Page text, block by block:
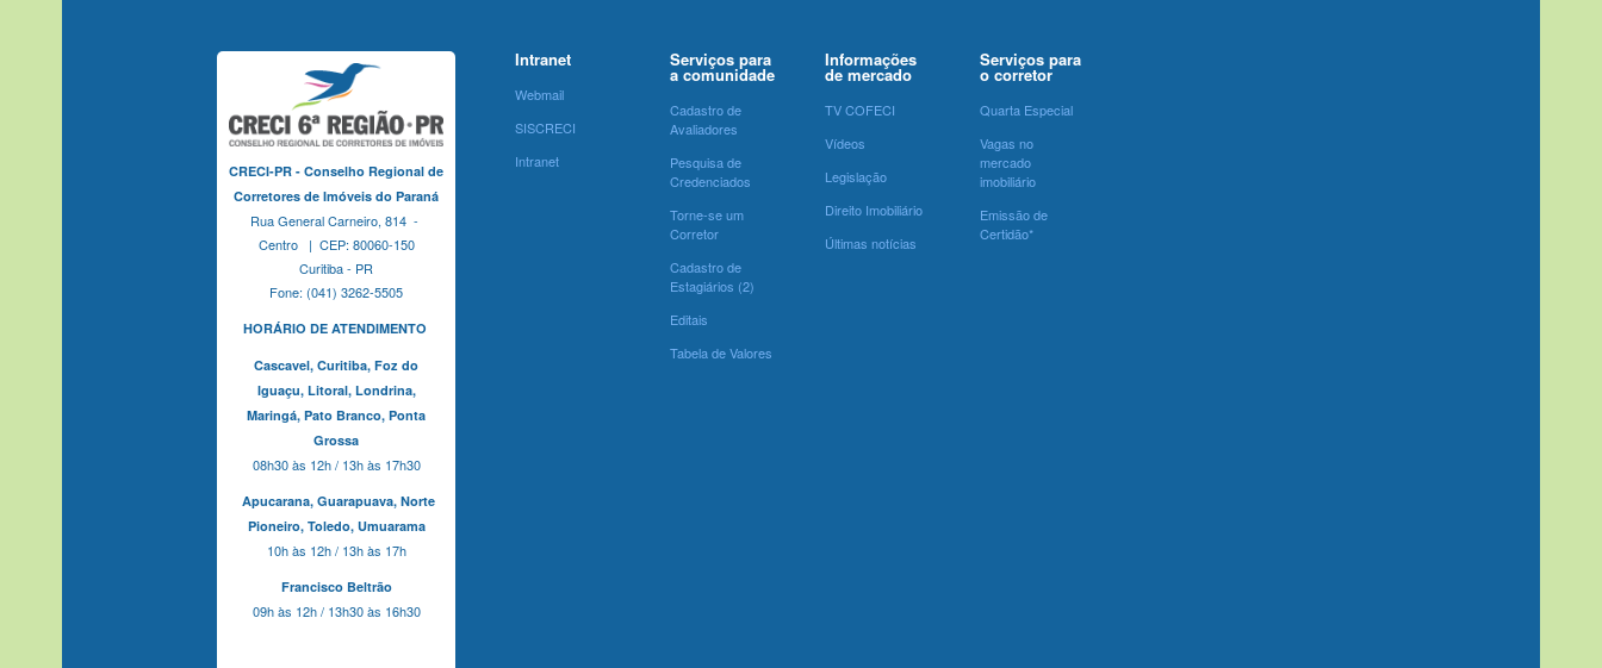
CRECI-PR - Conselho Regional de
Corretores de Imóveis do Paraná
Rua General Carneiro, 814 -
Centro | CEP: 80060-150
Curitiba - PR
Fone: (041) 3262-5505
HORÁRIO DE ATENDIMENTO
Cascavel, Curitiba, Foz do
Iguaçu, Litoral, Londrina,
Maringá, Pato Branco, Ponta
Grossa
08h30 às 12h / 13h às 17h30
Apucarana, Guarapuava, Norte
Pioneiro, Toledo, Umuarama
10h às 12h / 13h às 17h
Francisco Beltrão
09h às 12h / 13h30 às 16h30
Intranet
Webmail
SISCRECI
Intranet
Serviços para
a comunidade
Cadastro de
Avaliadores
Pesquisa de
Credenciados
Torne-se um
Corretor
Cadastro de
Estagiários (2)
Editais
Tabela de Valores
Informações
de mercado
TV COFECI
Vídeos
Legislação
Direito Imobiliário
Últimas notícias
Serviços para
o corretor
Quarta Especial
Vagas no
mercado
imobiliário
Emissão de
Certidão*